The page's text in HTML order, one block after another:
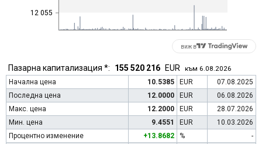
12 055
виж в
Пазарна капитализация *: 155 520 216 EUR към 6.08.2026
Начална цена
10.5385 EUR
07.08.2025
Последна цена
12.0000 EUR
06.08.2026
Макс. цена
12.2000 EUR
28.07.2026
Мин. цена
9.4551 EUR
10.03.2026
Процентно изменение
+13.8682 %
-